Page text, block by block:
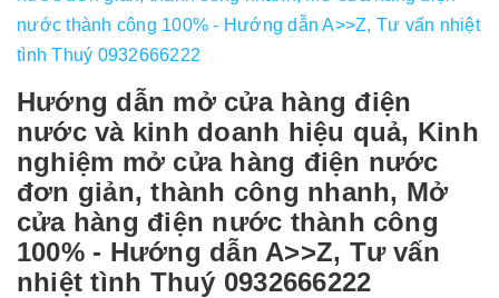
nước thành công 100% - Hướng dẫn A>>Z, Tư vấn nhiệt
tình Thuý 0932666222
Hướng dẫn mở cửa hàng điện
nước và kinh doanh hiệu quả, Kinh
nghiệm mở cửa hàng điện nước
đơn giản, thành công nhanh, Mở
cửa hàng điện nước thành công
100% - Hướng dẫn A>>Z, Tư vấn
nhiệt tình Thuý 0932666222